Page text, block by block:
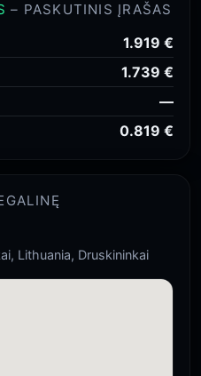
– PASKUTINIS ĮRAŠAS
1.919 €
1.739 €
—
0.819 €
Lithuania, Druskininkai